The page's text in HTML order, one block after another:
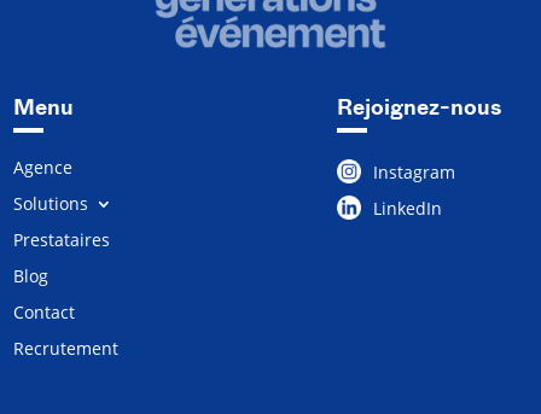
Menu
Agence
Solutions
Prestataires
Blog
Contact
Recrutement
Rejoignez-nous
Instagram
LinkedIn